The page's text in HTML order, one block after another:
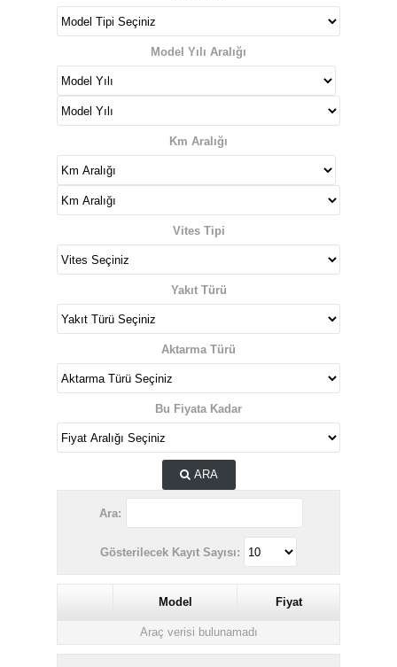
Model Yılı Aralığı
Km Aralığı
Vites Tipi
Yakıt Türü
Aktarma Türü
Bu Fiyata Kadar
ARA
Ara:
Gösterilecek Kayıt Sayısı:
Model Fiyat
Araç verisi bulunamadı